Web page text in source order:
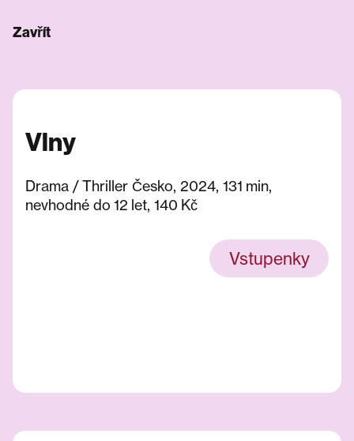
Zavřít
Vlny
Drama / Thriller Česko, 2024, 131 min,
nevhodné do 12 let, 140 Kč
Vstupenky